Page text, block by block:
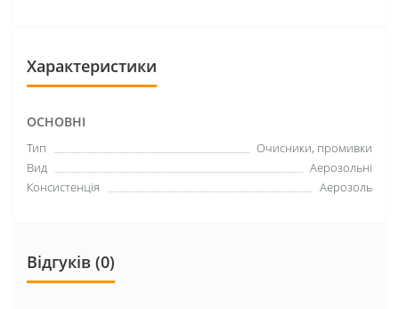
Характеристики
ОСНОВНІ
Тип
Очисники, промивки
Вид
Аерозольні
Консистенція
Аерозоль
Відгуків (0)